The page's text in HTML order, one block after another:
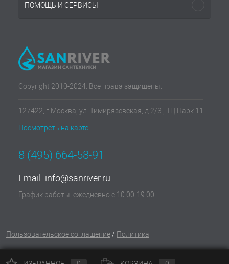
ПОМОЩЬ И СЕРВИСЫ
Copyright 2010-2024. Все права защищены.
127422, г Москва, ул. Тимирязевская, д.2/3 , ТЦ Парк 11
Посмотреть на карте
8 (495) 664-58-91
Email: info@sanriver.ru
График работы: ежедневно с 10:00-19:00
Пользовательское соглашение / Политика